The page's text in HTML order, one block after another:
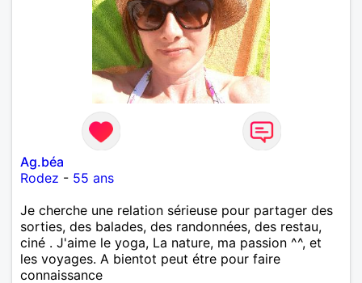
Ag.béa
Rodez - 55 ans
Je cherche une relation sérieuse pour partager des
sorties, des balades, des randonnées, des restau,
ciné . J'aime le yoga, La nature, ma passion ^^, et
les voyages. A bientot peut étre pour faire
connaissance